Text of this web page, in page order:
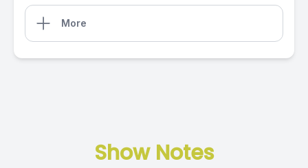
More
Show Notes